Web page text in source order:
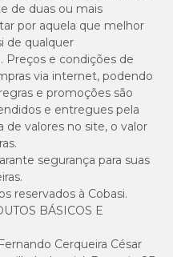
de duas ou mais
por aquela que melhor
de qualquer
Preços e condições de
via internet, podendo
e promoções são
e entregues pela
de valores no site, o valor
segurança para suas
reservados à Cobasi.
BÁSICOS E
Cerqueira César